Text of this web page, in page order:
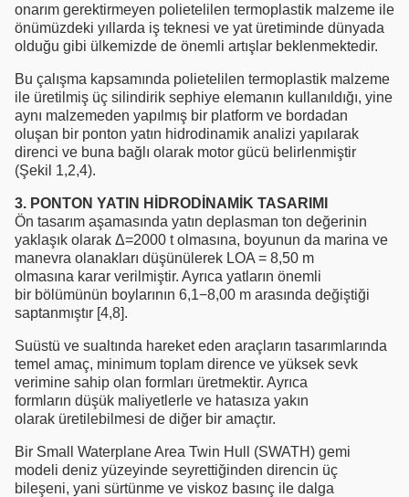
onarım gerektirmeyen polietelilen termoplastik malzeme ile
önümüzdeki yıllarda iş teknesi ve yat üretiminde dünyada
olduğu gibi ülkemizde de önemli artışlar beklenmektedir.
Bu çalışma kapsamında polietelilen termoplastik malzeme
ile üretilmiş üç silindirik sephiye elemanın kullanıldığı, yine
aynı malzemeden yapılmış bir platform ve bordadan
oluşan bir ponton yatın hidrodinamik analizi yapılarak
direnci ve buna bağlı olarak motor gücü belirlenmiştir
(Şekil 1,2,4).
3. PONTON YATIN HİDRODİNAMİK TASARIMI
Ön tasarım aşamasında yatın deplasman ton değerinin
yaklaşık olarak Δ=2000 t olmasına, boyunun da marina ve
manevra olanakları düşünülerek LOA = 8,50 m
olmasına karar verilmiştir. Ayrıca yatların önemli
bir bölümünün boylarının 6,1−8,00 m arasında değiştiği
saptanmıştır [4,8].
Suüstü ve sualtında hareket eden araçların tasarımlarında
temel amaç, minimum toplam dirence ve yüksek sevk
verimine sahip olan formları üretmektir. Ayrıca
formların düşük maliyetlerle ve hatasıza yakın
olarak üretilebilmesi de diğer bir amaçtır.
Bir Small Waterplane Area Twin Hull (SWATH) gemi
modeli deniz yüzeyinde seyrettiğinden direncin üç
bileşeni, yani sürtünme ve viskoz basınç ile dalga